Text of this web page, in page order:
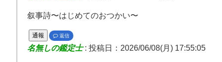
叙事詩〜はじめてのおつかい〜
通報 返信
名無しの鑑定士: 投稿日：2026/06/08(月) 17:55:05